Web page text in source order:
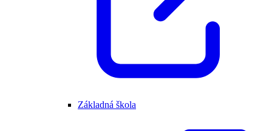
Základná škola